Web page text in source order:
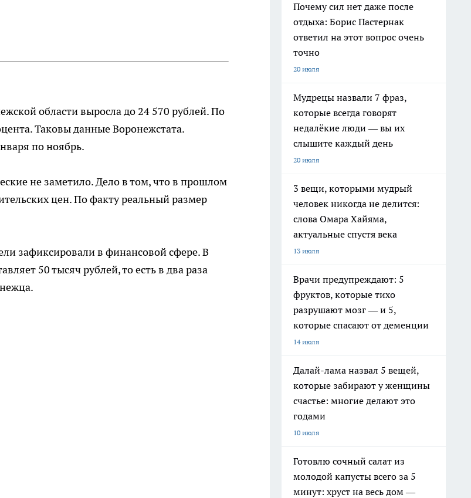
области выросла до 24 570 рублей. По
Таковы данные Воронежстата.
по ноябрь.
не заметило. Дело в том, что в прошлом
цен. По факту реальный размер
зафиксировали в финансовой сфере. В
50 тысяч рублей, то есть в два раза
Почему сил нет даже после
отдыха: Борис Пастернак
ответил на этот вопрос очень
точно
20 июля
Мудрецы назвали 7 фраз,
которые всегда говорят
недалёкие люди — вы их
слышите каждый день
20 июля
3 вещи, которыми мудрый
человек никогда не делится:
слова Омара Хайяма,
актуальные спустя века
13 июля
Врачи предупреждают: 5
фруктов, которые тихо
разрушают мозг — и 5,
которые спасают от деменции
14 июля
Далай-лама назвал 5 вещей,
которые забирают у женщины
счастье: многие делают это
годами
10 июля
Готовлю сочный салат из
молодой капусты всего за 5
минут: хруст на весь дом —